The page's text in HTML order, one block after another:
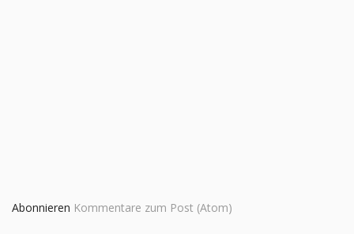
Abonnieren Kommentare zum Post (Atom)